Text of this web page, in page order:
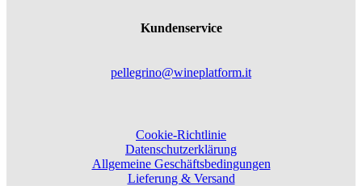
Kundenservice
pellegrino@wineplatform.it
Cookie-Richtlinie
Datenschutzerklärung
Allgemeine Geschäftsbedingungen
Lieferung & Versand